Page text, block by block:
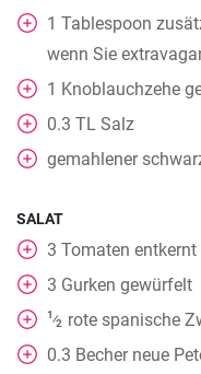
1 Tablespoon
wenn Sie
1 Knoblauchzehe
0.3 TL Salz
gemahlener
SALAT
3 Tomaten
3 Gurken gewürfelt
1⁄2
rote spanische
0.3 Becher neue